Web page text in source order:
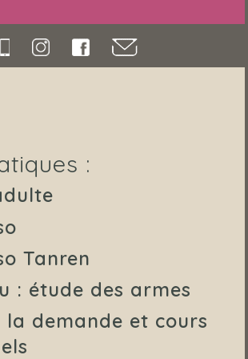
Tanren
: étude des armes
la demande et cours